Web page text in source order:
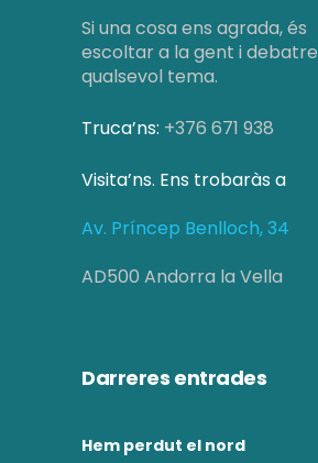
Si una cosa ens agrada, és
escoltar a la gent i debatre
qualsevol tema.
Truca’ns: +376 671 938
Visita’ns. Ens trobaràs a
Av. Príncep Benlloch, 34
AD500 Andorra la Vella
Darreres entrades
Hem perdut el nord